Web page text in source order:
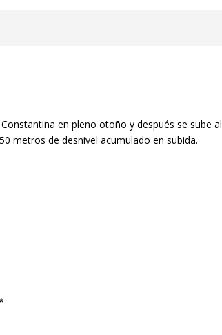
en pleno otoño y después se sube al
metros de desnivel acumulado en subida.